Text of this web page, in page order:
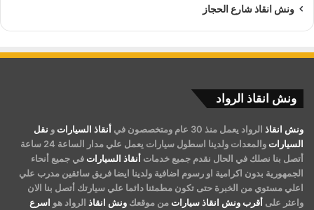
ونش انقاذ شارع الحجاز
ونش انقاذ الرواد
ونش انقاذ الرواد يعمل منذ 30 عام ومتخصصون في أنقاذ السيارات و نقل
السيارات
والمعدات ولدينا اسطول سيارات يعمل علي مدار الساعة 24 ساعة
أتصل بنا نصلك في الحال نقدم جميع خدمات أنقاذ السيارات في جميع أنحاء
الجمهورية بدون اكرامية او رسوم اضافية ولدينا ايضا فريق سائقين مدرب علي
اعلي مستوي من الخبرة حتى تكون مطمئنا دائما علي سيارتك أتصل بنا الان
واعثر على أقرب ونش انقاذ سيارات من موقعك ونش انقاذ الرواد هو اسرع